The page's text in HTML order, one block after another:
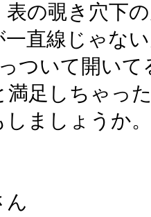
表の覗き穴下
一直線じゃな
ついて開い
満足しちゃっ
しましょうか。
ん